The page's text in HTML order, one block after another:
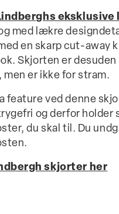
med lækre
en skarp cut-away
Skjorten er
men er ikke for stram.
feature ved denne
og derfor holder
du skal til. Du
skjorter her